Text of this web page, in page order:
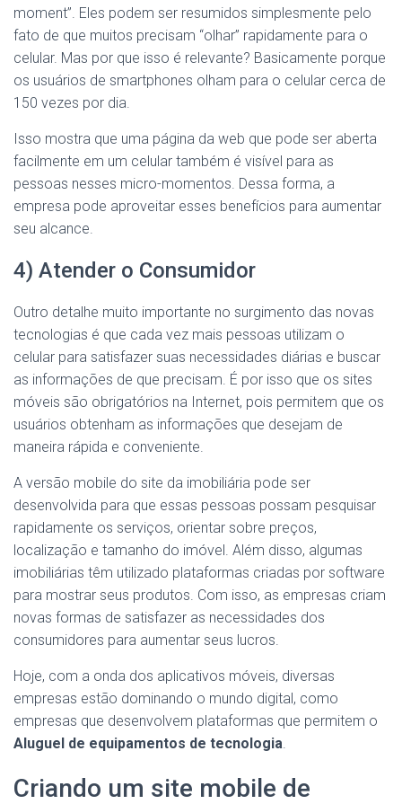
moment”. Eles podem ser resumidos simplesmente pelo
fato de que muitos precisam “olhar” rapidamente para o
celular. Mas por que isso é relevante? Basicamente porque
os usuários de smartphones olham para o celular cerca de
150 vezes por dia.
Isso mostra que uma página da web que pode ser aberta
facilmente em um celular também é visível para as
pessoas nesses micro-momentos. Dessa forma, a
empresa pode aproveitar esses benefícios para aumentar
seu alcance.
4) Atender o Consumidor
Outro detalhe muito importante no surgimento das novas
tecnologias é que cada vez mais pessoas utilizam o
celular para satisfazer suas necessidades diárias e buscar
as informações de que precisam. É por isso que os sites
móveis são obrigatórios na Internet, pois permitem que os
usuários obtenham as informações que desejam de
maneira rápida e conveniente.
A versão mobile do site da imobiliária pode ser
desenvolvida para que essas pessoas possam pesquisar
rapidamente os serviços, orientar sobre preços,
localização e tamanho do imóvel. Além disso, algumas
imobiliárias têm utilizado plataformas criadas por software
para mostrar seus produtos. Com isso, as empresas criam
novas formas de satisfazer as necessidades dos
consumidores para aumentar seus lucros.
Hoje, com a onda dos aplicativos móveis, diversas
empresas estão dominando o mundo digital, como
empresas que desenvolvem plataformas que permitem o
Aluguel de equipamentos de tecnologia.
Criando um site mobile de